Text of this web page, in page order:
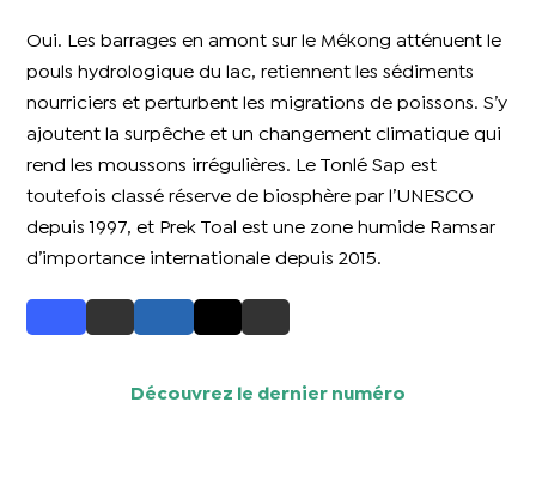
Oui. Les barrages en amont sur le Mékong atténuent le
pouls hydrologique du lac, retiennent les sédiments
nourriciers et perturbent les migrations de poissons. S’y
ajoutent la surpêche et un changement climatique qui
rend les moussons irrégulières. Le Tonlé Sap est
toutefois classé réserve de biosphère par l’UNESCO
depuis 1997, et Prek Toal est une zone humide Ramsar
d’importance internationale depuis 2015.
Découvrez le dernier numéro